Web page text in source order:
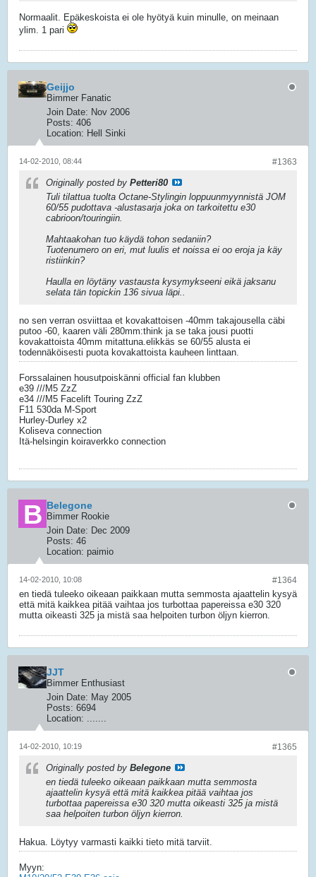
Normaalit. Epäkeskoista ei ole hyötyä kuin minulle, on meinaan
ylim. 1 pari
Geijjo
Bimmer Fanatic
Join Date: Nov 2006
Posts: 406
Location: Hell Sinki
#1363
14-02-2010, 08:44
Originally posted by Petteri80
Tuli tilattua tuolta Octane-Stylingin loppuunmyynnistä JOM
60/55 pudottava -alustasarja joka on tarkoitettu e30
cabrioon/touringiin.
Mahtaakohan tuo käydä tohon sedaniin?
Tuotenumero on eri, mut luulis et noissa ei oo eroja ja käy
ristiinkin?
Haulla en löytäny vastausta kysymykseeni eikä jaksanu
selata tän topickin 136 sivua läpi..
no sen verran osviittaa et kovakattoisen -40mm takajousella cäbi
putoo -60, kaaren väli 280mm:think ja se taka jousi puotti
kovakattoista 40mm mitattuna.elikkäs se 60/55 alusta ei
todennäköisesti puota kovakattoista kauheen linttaan.
Forssalainen housutpoiskänni official fan klubben
e39 ///M5 ZzZ
e34 ///M5 Facelift Touring ZzZ
F11 530da M-Sport
Hurley-Durley x2
Koliseva connection
Itä-helsingin koiraverkko connection
Belegone
Bimmer Rookie
Join Date: Dec 2009
Posts: 46
Location: paimio
#1364
14-02-2010, 10:08
en tiedä tuleeko oikeaan paikkaan mutta semmosta ajaattelin kysyä
että mitä kaikkea pitää vaihtaa jos turbottaa papereissa e30 320
mutta oikeasti 325 ja mistä saa helpoiten turbon öljyn kierron.
JJT
Bimmer Enthusiast
Join Date: May 2005
Posts: 6694
Location: .......
#1365
14-02-2010, 10:19
Originally posted by Belegone
en tiedä tuleeko oikeaan paikkaan mutta semmosta
ajaattelin kysyä että mitä kaikkea pitää vaihtaa jos
turbottaa papereissa e30 320 mutta oikeasti 325 ja mistä
saa helpoiten turbon öljyn kierron.
Hakua. Löytyy varmasti kaikki tieto mitä tarviit.
Myyn: